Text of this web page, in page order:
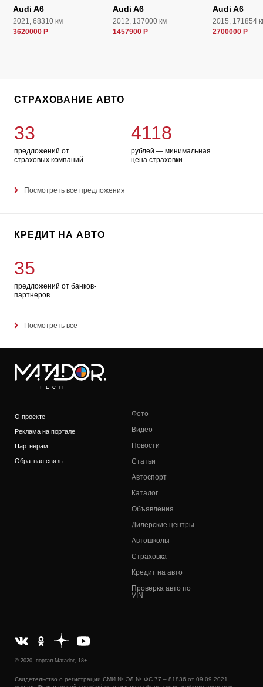
Audi A6
2021, 68310 км
3620000 Р
Audi A6
2012, 137000 км
1457900 Р
Audi A6
2015, 171854
2700000 Р
СТРАХОВАНИЕ АВТО
33
предложений от
страховых компаний
4118
рублей — минимальная
цена страховки
Посмотреть все предложения
КРЕДИТ НА АВТО
35
предложений от банков-
партнеров
Посмотреть все
TECH
О проекте
Реклама на портале
Партнерам
Обратная связь
Фото
Видео
Новости
Статьи
Автоспорт
Каталог
Объявления
Дилерские центры
Автошколы
Страховка
Кредит на авто
Проверка авто по
VIN
© 2020, портал Matador, 18+
Свидетельство о регистрации СМИ № ЭЛ № ФС 77 – 81836 от 09.09.2021